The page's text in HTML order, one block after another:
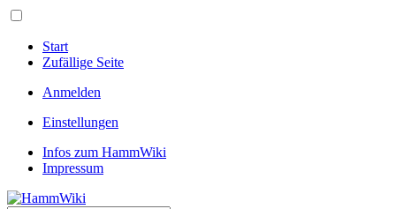
Start
Zufällige Seite
Anmelden
Einstellungen
Infos zum HammWiki
Impressum